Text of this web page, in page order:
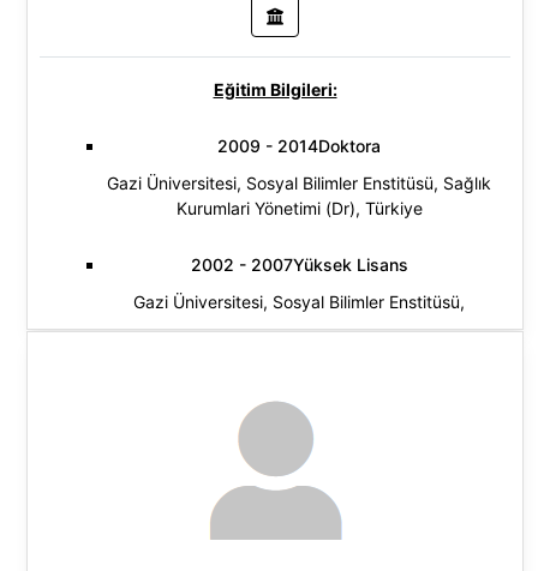
Eğitim Bilgileri:
2009 - 2014Doktora
Gazi Üniversitesi, Sosyal Bilimler Enstitüsü, Sağlık
Kurumlari Yönetimi (Dr), Türkiye
2002 - 2007Yüksek Lisans
Gazi Üniversitesi, Sosyal Bilimler Enstitüsü,
Üretim Yönetimi Ve Pazarlama (Yl) (Tezli), Türkiye
Gazi Üniversitesi, İktisadi Ve İdari Bilimler
Fakültesi, İşletme Bölümü, Türkiye
Araştırma Alanları:
Sosyal ve Beşeri Bilimler